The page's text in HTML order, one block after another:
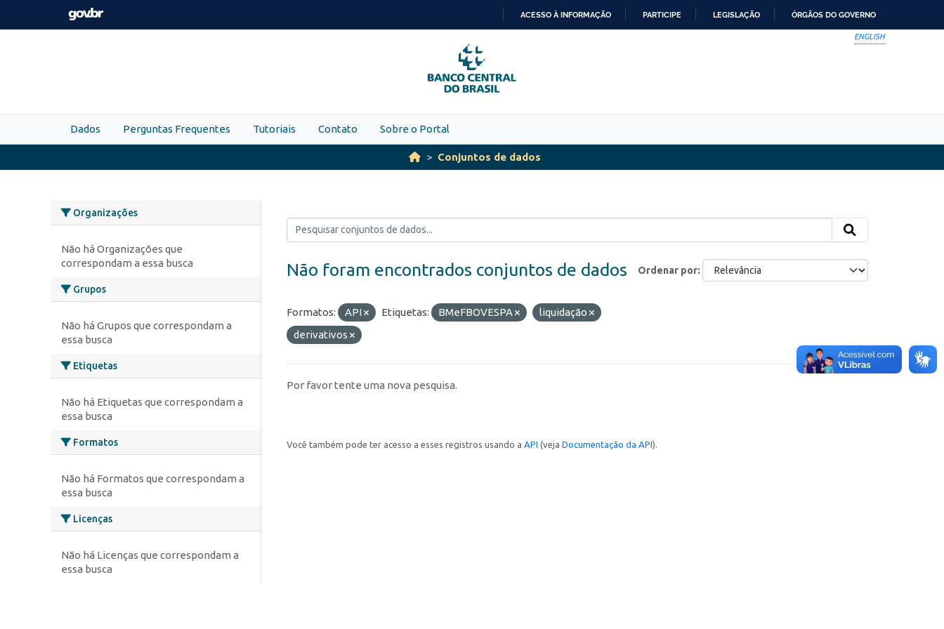
Skip to main content
PARA
O
CONTEÚDO
ACESSO À INFORMAÇÃO PARTICIPE LEGISLAÇÃO ÓRGÃOS DO GOVERNO
ENGLISH
Dados Perguntas Frequentes Tutoriais Contato Sobre o Portal
Conjuntos de dados
Organizações
Não há Organizações que
correspondam a essa busca
Grupos
Não há Grupos que correspondam a
essa busca
Etiquetas
Não há Etiquetas que correspondam a
essa busca
Formatos
Não há Formatos que correspondam a
essa busca
Licenças
Não há Licenças que correspondam a
essa busca
Ordenar por
Não foram encontrados conjuntos de dados
Formatos: API Etiquetas: BMeFBOVESPA
liquidação
derivativos
Por favor tente uma nova pesquisa.
Você também pode ter acesso a esses registros usando a API (veja Documentação da API).